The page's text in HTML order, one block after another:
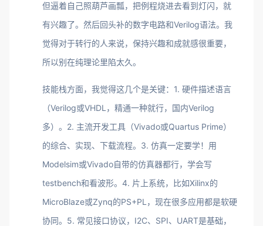
但逼着自己照葫芦画瓢，把例程烧进去看到灯闪，就
有兴趣了。然后回头补的数字电路和Verilog语法。我
觉得对于转行的人来说，保持兴趣和成就感很重要，
所以别在纯理论里陷太久。
技能栈方面，我觉得这几个是关键：1. 硬件描述语言
（Verilog或VHDL，精通一种就行，国内Verilog
多）。2. 主流开发工具（Vivado或Quartus Prime）
的综合、实现、下载流程。3. 仿真一定要学！用
Modelsim或Vivado自带的仿真器都行，学会写
testbench和看波形。4. 片上系统，比如Xilinx的
MicroBlaze或Zynq的PS+PL，现在很多应用都是软硬
协同。5. 常见接口协议，I2C、SPI、UART是基础，